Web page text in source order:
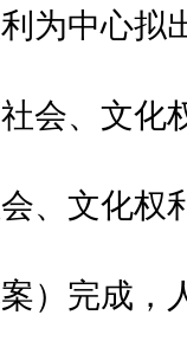
为中心拟
会、文化
、文化权
）完成，